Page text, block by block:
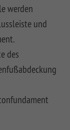
werden
und
des